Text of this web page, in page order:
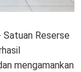
Satuan Reserse
mengamankan